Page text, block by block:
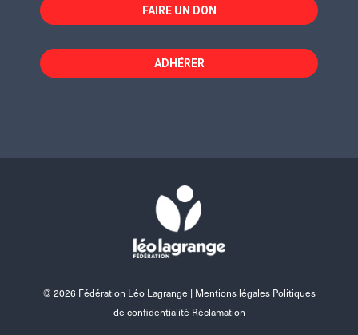
FAIRE UN DON
ADHÉRER
© 2026 Fédération Léo Lagrange | Mentions légales Politiques
de confidentialité Réclamation